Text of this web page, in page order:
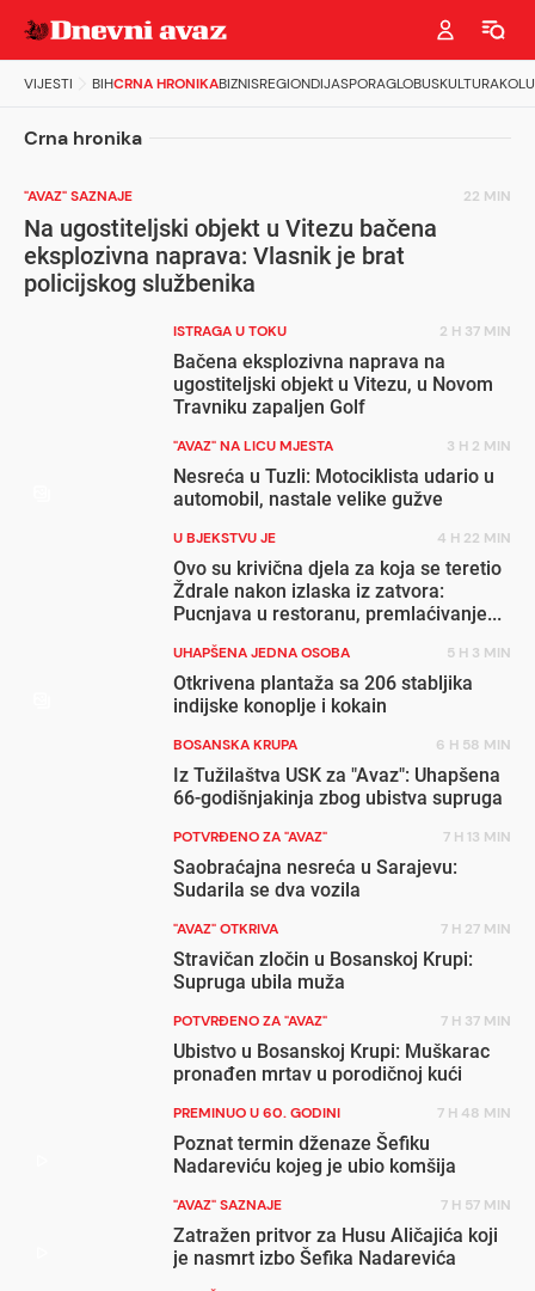
VIJESTI BIHCRNA HRONIKABIZNISREGIONDIJASPORAGLOBUSKULTURA
Crna hronika
"AVAZ" SAZNAJE 22 MIN
Na ugostiteljski objekt u Vitezu bačena
eksplozivna naprava: Vlasnik je brat
policijskog službenika
ISTRAGA U TOKU 2 H 37 MIN
Bačena eksplozivna naprava na
ugostiteljski objekt u Vitezu, u Novom
Travniku zapaljen Golf
"AVAZ" NA LICU MJESTA 3 H 2 MIN
Nesreća u Tuzli: Motociklista udario u
automobil, nastale velike gužve
U BJEKSTVU JE 4 H 22 MIN
Ovo su krivična djela za koja se teretio
Ždrale nakon izlaska iz zatvora:
Pucnjava u restoranu, premlaćivanje...
UHAPŠENA JEDNA OSOBA 5 H 3 MIN
Otkrivena plantaža sa 206 stabljika
indijske konoplje i kokain
BOSANSKA KRUPA 6 H 58 MIN
Iz Tužilaštva USK za "Avaz": Uhapšena
66-godišnjakinja zbog ubistva supruga
POTVRĐENO ZA "AVAZ" 7 H 13 MIN
Saobraćajna nesreća u Sarajevu:
Sudarila se dva vozila
"AVAZ" OTKRIVA 7 H 27 MIN
Stravičan zločin u Bosanskoj Krupi:
Supruga ubila muža
POTVRĐENO ZA "AVAZ" 7 H 37 MIN
Ubistvo u Bosanskoj Krupi: Muškarac
pronađen mrtav u porodičnoj kući
PREMINUO U 60. GODINI 7 H 48 MIN
Poznat termin dženaze Šefiku
Nadareviću kojeg je ubio komšija
"AVAZ" SAZNAJE 7 H 57 MIN
Zatražen pritvor za Husu Aličajića koji
je nasmrt izbo Šefika Nadarevića